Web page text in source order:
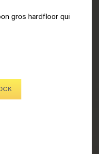
gros hardfloor qui